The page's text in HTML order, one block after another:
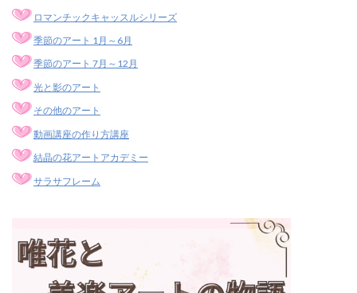
ロマンチックキャッスルシリーズ
季節のアート 1月～6月
季節のアート 7月～12月
光と影のアート
その他のアート
動画講座の作り方講座
結晶の花アートアカデミー
サラサフレーム